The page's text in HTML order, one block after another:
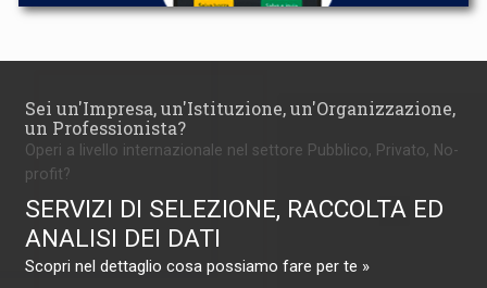
Sei un'Impresa, un'Istituzione, un'Organizzazione,
un Professionista?
Operi a livello internazionale nel settore Pubblico, Privato, No-
profit?
SERVIZI DI SELEZIONE, RACCOLTA ED
ANALISI DEI DATI
Scopri nel dettaglio cosa possiamo fare per te »